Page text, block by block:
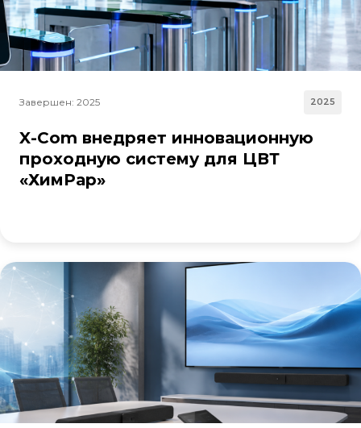
Завершен: 2025 2025
X-Com внедряет инновационную
проходную систему для ЦВТ
«ХимРар»